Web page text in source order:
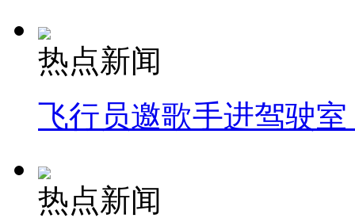
热点新闻
飞行员邀歌手进驾驶
热点新闻